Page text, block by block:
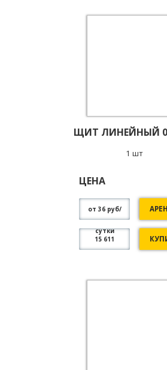
ЩИТ ЛИНЕЙНЫЙ
1 шт
ЦЕНА
от 36 руб/
сутки
15 611